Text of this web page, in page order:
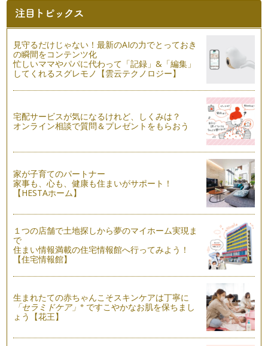
ブランディングと愛され上手
仕事を展開していく上では、なるべく多くの人に好かれた方が
良いし、また逆に多くの人に嫌われな…
ブランディングと人間力の関係
一口に、ブランディングというと、自分のキャラを作る、イメ
ージを作る、ということにとらえられ…
自分ブランディングは、自分を信じる気もちが大切
突然ですが、あなたは愛する人が（例えば自分の息子や娘
が）、事件に巻き込まれて犯人扱いされて…
目標を一生懸命考えても、よくわからない。という人がいま
ママブランディング「自分の強み・弱み」
自分の「強み」を知りたければ、簡単な方法があります。 ま
ずは、自分が尊敬できる友人…
ママブランディングで考える「自分の合わせ鏡」
「ジェネリーノのイベントやブランディングスクールは、何
故、すぐ人が集まるのでしょうか？」と…
仕事には責任が伴い、ママにとっては、子育てと天秤にかけな
くてはいけない時があります。 …
ママブランディングで成功する人は、人を数秒で読み解く
私は仕事柄、ママで仕事も確立されている著名な方と関わるこ
見守るだけじゃない！最新のAIの力でとっておき
の瞬間をコンテンツ化
忙しいママやパパに代わって「記録」&「編集」
してくれるスグレモノ【雲云テクノロジー】
宅配サービスが気になるけれど、しくみは？
オンライン相談で質問＆プレゼントをもらおう
家が子育てのパートナー
家事も、心も、健康も住まいがサポート！
【HESTAホーム】
１つの店舗で土地探しから夢のマイホーム実現ま
で
住まい情報満載の住宅情報館へ行ってみよう！
【住宅情報館】
生まれたての赤ちゃんこそスキンケアは丁寧に
「セラミドケア」※ ですこやかなお肌を保ちまし
ょう【花王】